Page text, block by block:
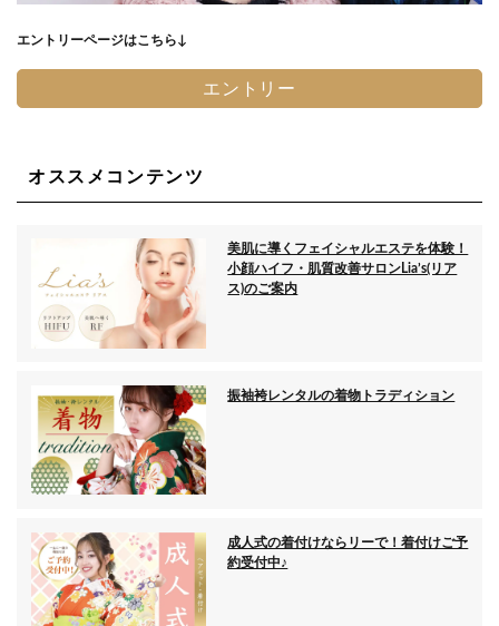
エントリーページはこちら↓
エントリー
オススメコンテンツ
美肌に導くフェイシャルエステを体験！
小顔ハイフ・肌質改善サロンLia’s(リア
ス)のご案内
振袖袴レンタルの着物トラディション
成人式の着付けならリーで！着付けご予
約受付中♪